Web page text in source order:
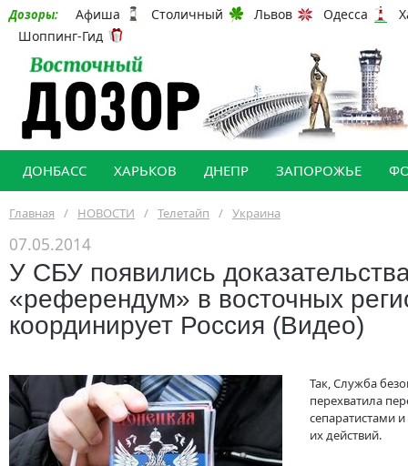
Дозоры: Афиша Столичный Львов Одесса
Шоппинг-Гид
ДОНБАСС ХАРЬКОВ ДНЕПР ЗАПОРОЖЬЕ
Главная / НОВОСТИ / Телетайп / Украина
07.05.2014
У СБУ появились
«референдум» в восточных
координирует Россия (Видео)
Так, Служба
перехватила
сепаратистами
их действий.